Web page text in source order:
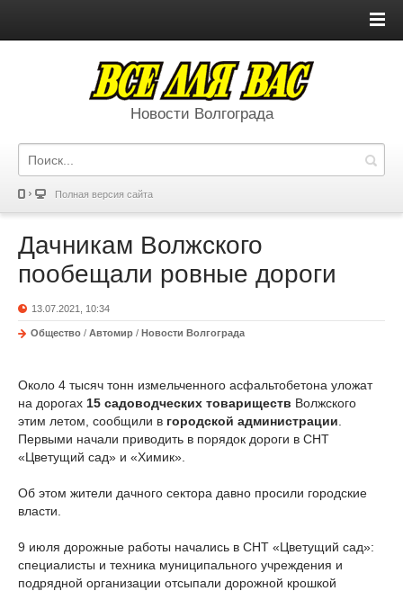
Новости Волгограда
Полная версия сайта
Дачникам Волжского
пообещали ровные дороги
13.07.2021, 10:34
Общество / Автомир / Новости Волгограда
Около 4 тысяч тонн измельченного асфальтобетона уложат
на дорогах 15 садоводческих товариществ Волжского
этим летом, сообщили в городской администрации
Первыми начали приводить в порядок дороги в СНТ
«Цветущий сад» и «Химик».
Об этом жители дачного сектора давно просили городские
власти.
9 июля дорожные работы начались в СНТ «Цветущий сад»:
специалисты и техника муниципального учреждения и
подрядной организации отсыпали дорожной крошкой